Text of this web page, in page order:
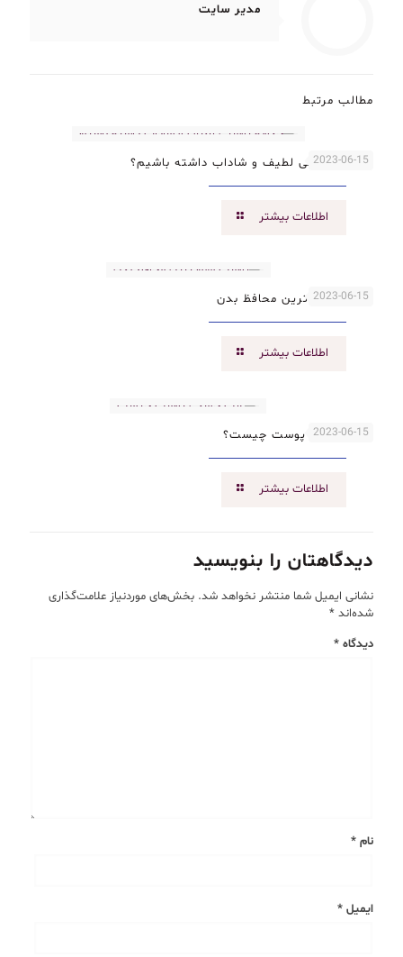
مدیر سایت
مطالب مرتبط
2023-06-15
چگونه پوستی لطیف و شاداب داشته باشیم؟
اطلاعات بیشتر
2023-06-15
پوست مهم ترین محافظ بدن
اطلاعات بیشتر
2023-06-15
علت خشکی پوست چیست؟
اطلاعات بیشتر
دیدگاهتان را بنویسید
نشانی ایمیل شما منتشر نخواهد شد. بخش‌های موردنیاز علامت‌گذاری
شده‌اند *
دیدگاه *
نام *
ایمیل *